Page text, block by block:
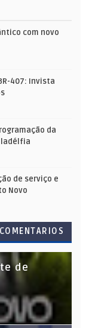
com novo
407: Invista
da
de serviço e
Novo
COMENTARIOS
de